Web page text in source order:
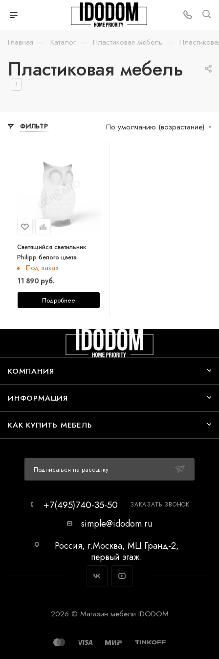
Главная — Каталог — Пластиковая мебель —
Пластиковая мебель
1
ФИЛЬТР По умолчанию (возрастание)
Светящийся светильник
Philipp белого цвета
Под заказ
11 890 руб.
Подробнее
КОМПАНИЯ
ИНФОРМАЦИЯ
КАК КУПИТЬ МЕБЕЛЬ
Подписаться на рассылку
+7(495)740-35-50 ЗАКАЗАТЬ ЗВОНОК
simple@idodom.ru
Россия, г.Москва, МЦ Гранд-2,
первый этаж.
2026 © Магазин мебели IDODOM